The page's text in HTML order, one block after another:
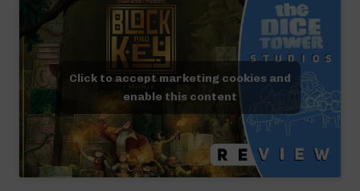
Click to accept marketing cookies and
enable this content